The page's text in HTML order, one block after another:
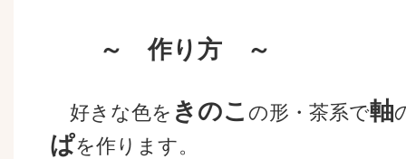
～ 作り方 ～
好きな色を きのこ の形・茶系で軸
ぱを作ります。